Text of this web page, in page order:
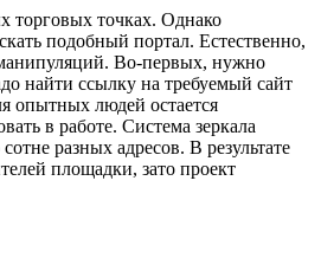
торговых точках. Однако
подобный портал. Естественно,
манипуляций. Во-первых, нужно
найти ссылку на требуемый сайт
опытных людей остается
в работе. Система зеркала
разных адресов. В результате
площадки, зато проект